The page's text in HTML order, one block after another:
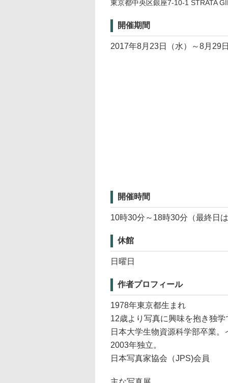
東京都中央区銀座7-10-1 STRATA
開催期間
2017年8月23日（水）～8月29
開催時間
10時30分～18時30分（最終日
休館
日曜日
作者プロフィール
1978年東京都生まれ
12歳より写真に興味を抱き独学
日本大学生物資源科学部卒業
2003年独立。
日本写真家協会（JPS)会員